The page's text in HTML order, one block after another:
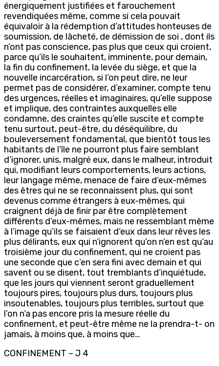
énergiquement justifiées et farouchement
revendiquées même, comme si cela pouvait
équivaloir à la rédemption d’attitudes honteuses de
soumission, de lâcheté, de démission de soi , dont ils
n’ont pas conscience, pas plus que ceux qui croient,
parce qu’ils le souhaitent, imminente, pour demain,
la fin du confinement, la levée du siège, et que la
nouvelle incarcération, si l’on peut dire, ne leur
permet pas de considérer, d’examiner, compte tenu
des urgences, réelles et imaginaires, qu’elle suppose
et implique, des contraintes auxquelles elle
condamne, des craintes qu’elle suscite et compte
tenu surtout, peut-être, du déséquilibre, du
bouleversement fondamental, que bientôt tous les
habitants de l’île ne pourront plus faire semblant
d’ignorer, unis, malgré eux, dans le malheur, introduit
qui, modifiant leurs comportements, leurs actions,
leur langage même, menace de faire d’eux-mêmes
des êtres qui ne se reconnaissent plus, qui sont
devenus comme étrangers à eux-mêmes, qui
craignent déjà de finir par être complètement
différents d’eux-mêmes, mais ne ressemblant même
à l’image qu’ils se faisaient d’eux dans leur rêves les
plus délirants, eux qui n’ignorent qu’on n’en est qu’au
troisième jour du confinement, qui ne croient pas
une seconde que c’en sera fini avec demain et qui
savent ou se disent, tout tremblants d’inquiétude,
que les jours qui viennent seront graduellement
toujours pires, toujours plus durs, toujours plus
insoutenables, toujours plus terribles, surtout que
l’on n’a pas encore pris la mesure réelle du
confinement, et peut-être même ne la prendra-t- on
jamais, à moins que, à moins que…
CONFINEMENT – J 4